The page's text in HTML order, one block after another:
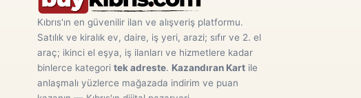
Kıbrıs'ın en güvenilir ilan ve alışveriş platformu.
Satılık ve kiralık ev, daire, iş yeri, arazi; sıfır ve 2. el
araç; ikinci el eşya, iş ilanları ve hizmetlere kadar
binlerce kategori tek adreste. Kazandıran Kartile
anlaşmalı yüzlerce mağazada indirim ve puan